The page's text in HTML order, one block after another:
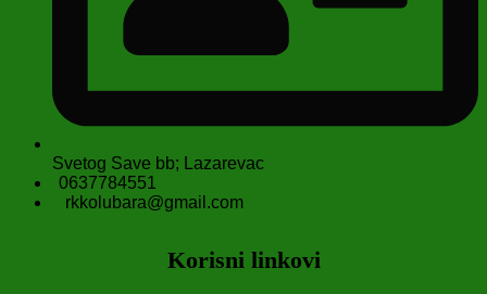
Svetog Save bb; Lazarevac
0637784551
rkkolubara@gmail.com
Korisni linkovi